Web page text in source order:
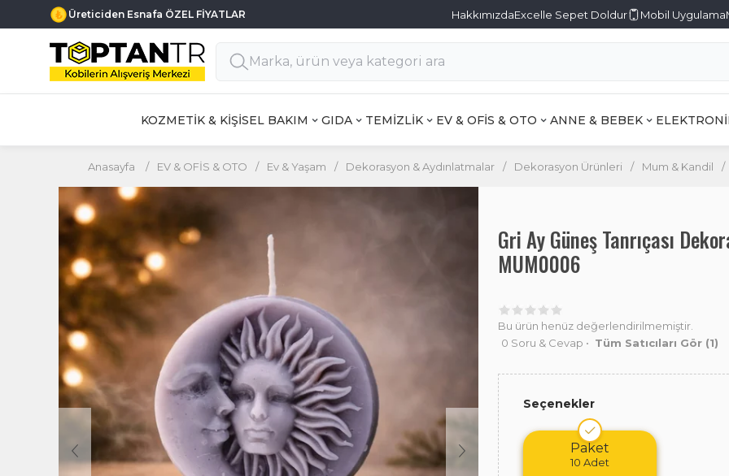
Üreticiden Esnafa ÖZEL FİYATLAR HakkımızdaExcelle Sepet Doldur Mobil Uygulama
KOZMETİK & KİŞİSEL BAKIM GIDA TEMİZLİK EV & OFİS & OTO ANNE & BEBEK
Anasayfa / EV & OFİS & OTO / Ev & Yaşam / Dekorasyon & Aydınlatmalar / Dekorasyon Ürünleri / Mum & Kandil /
Gri Ay Güneş Tanrıçası
MUM0006
Bu ürün henüz değerlendirilmemiştir.
0 Soru & Cevap • Tüm Satıcıları Gör (1)
Seçenekler
Paket
10 Adet